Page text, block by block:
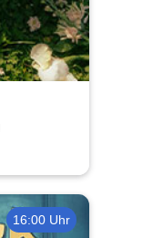
16:00 Uhr